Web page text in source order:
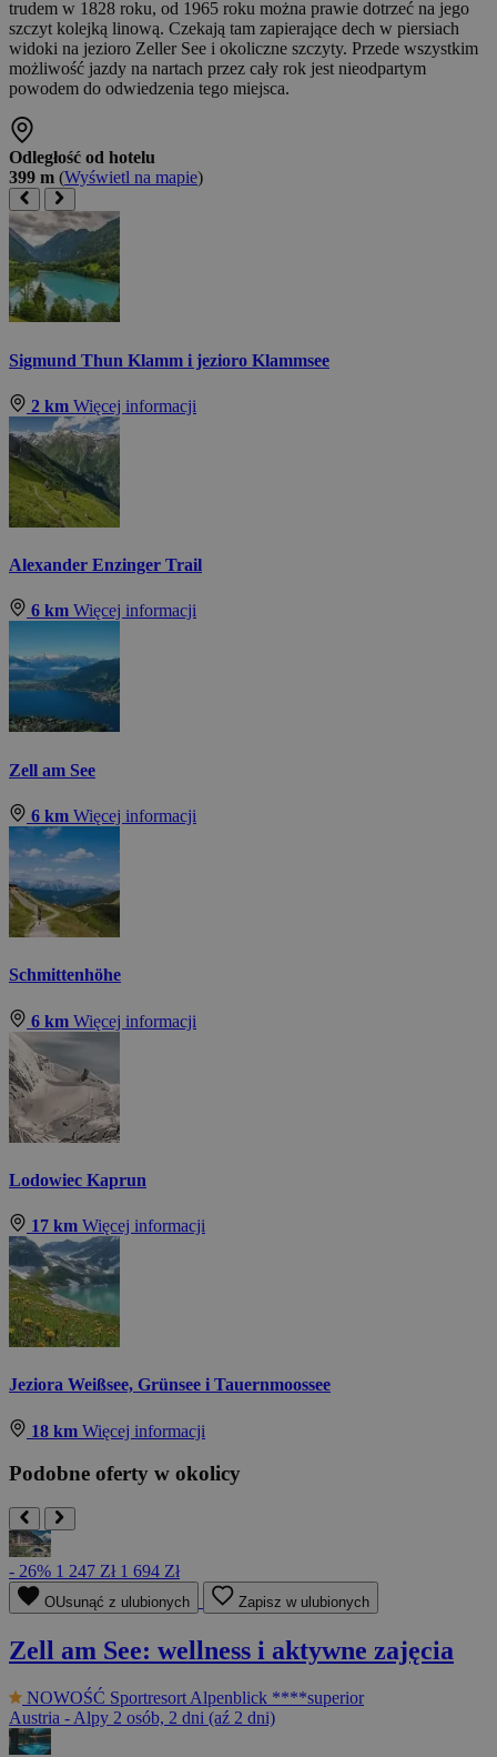
trudem w 1828 roku, od 1965 roku można prawie dotrzeć na jego
szczyt kolejką linową. Czekają tam zapierające dech w piersiach
widoki na jezioro Zeller See i okoliczne szczyty. Przede wszystkim
możliwość jazdy na nartach przez cały rok jest nieodpartym
powodem do odwiedzenia tego miejsca.
Odległość od hotelu
399 m (Wyświetl na mapie)
Sigmund Thun Klamm i jezioro Klammsee
2 km Więcej informacji
Alexander Enzinger Trail
6 km Więcej informacji
Zell am See
6 km Więcej informacji
Schmittenhöhe
6 km Więcej informacji
Lodowiec Kaprun
17 km Więcej informacji
Jeziora Weißsee, Grünsee i Tauernmoossee
18 km Więcej informacji
Podobne oferty w okolicy
- 26% 1 247 Zł 1 694 Zł
OUsunąć z ulubionych Zapisz w ulubionych
Zell am See: wellness i aktywne zajęcia
NOWOŚĆ Sportresort Alpenblick ****superior
Austria - Alpy 2 osób, 2 dni (aź 2 dni)